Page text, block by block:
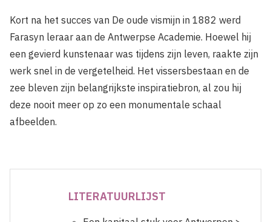
Kort na het succes van De oude vismijn in 1882 werd
Farasyn leraar aan de Antwerpse Academie. Hoewel hij
een gevierd kunstenaar was tijdens zijn leven, raakte zijn
werk snel in de vergetelheid. Het vissersbestaan en de
zee bleven zijn belangrijkste inspiratiebron, al zou hij
deze nooit meer op zo een monumentale schaal
afbeelden.
LITERATUURLIJST